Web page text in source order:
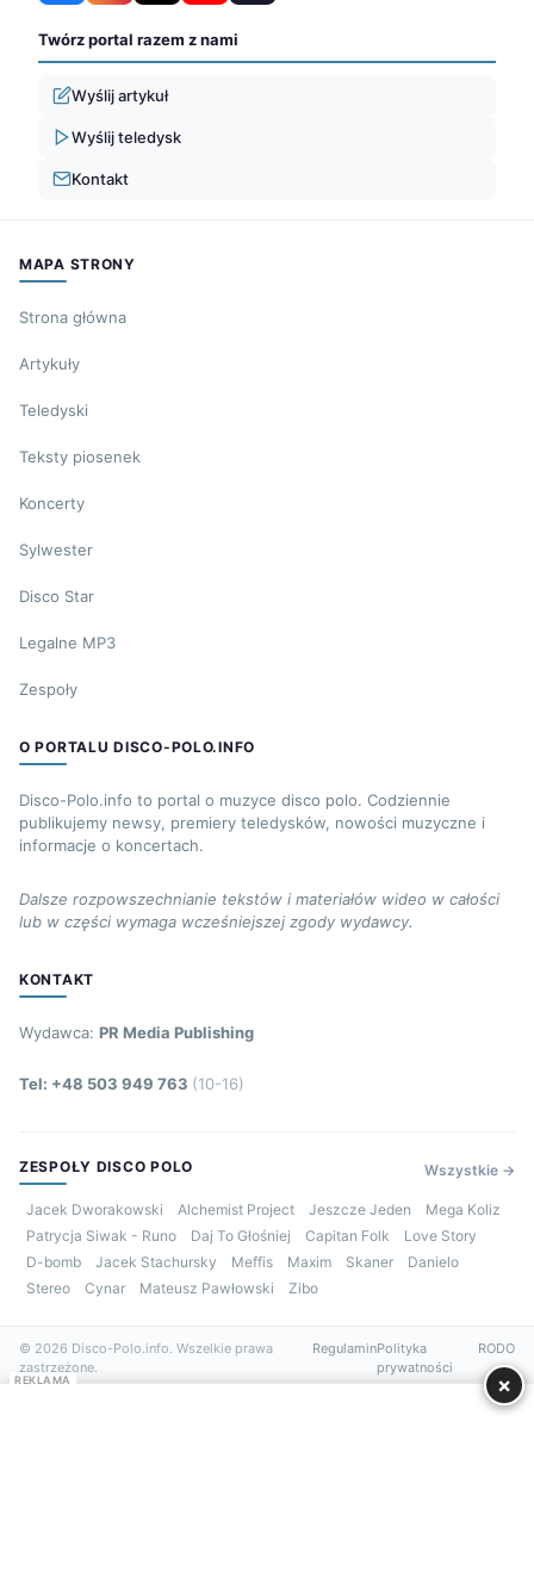
Twórz portal razem z nami
Wyślij artykuł
Wyślij teledysk
Kontakt
MAPA STRONY
Strona główna
Artykuły
Teledyski
Teksty piosenek
Koncerty
Sylwester
Disco Star
Legalne MP3
Zespoły
O PORTALU DISCO-POLO.INFO
Disco-Polo.info to portal o muzyce disco polo. Codziennie
publikujemy newsy, premiery teledysków, nowości muzyczne i
informacje o koncertach.
Dalsze rozpowszechnianie tekstów i materiałów wideo w całości
lub w części wymaga wcześniejszej zgody wydawcy.
KONTAKT
Wydawca: PR Media Publishing
Tel: +48 503 949 763 (10-16)
ZESPOŁY DISCO POLO Wszystkie →
Jacek Dworakowski Alchemist Project Jeszcze Jeden
Mega Koliz
Patrycja Siwak - Runo
Daj To Głośniej Capitan Folk
Love Story
D-bomb
Jacek Stachursky Meffis Maxim Skaner
Danielo
Stereo
Cynar Mateusz Pawłowski Zibo
© 2026 Disco-Polo.info. Wszelkie prawa
zastrzeżone.
RegulaminPolityka
prywatności
RODO
REKLAMA ×